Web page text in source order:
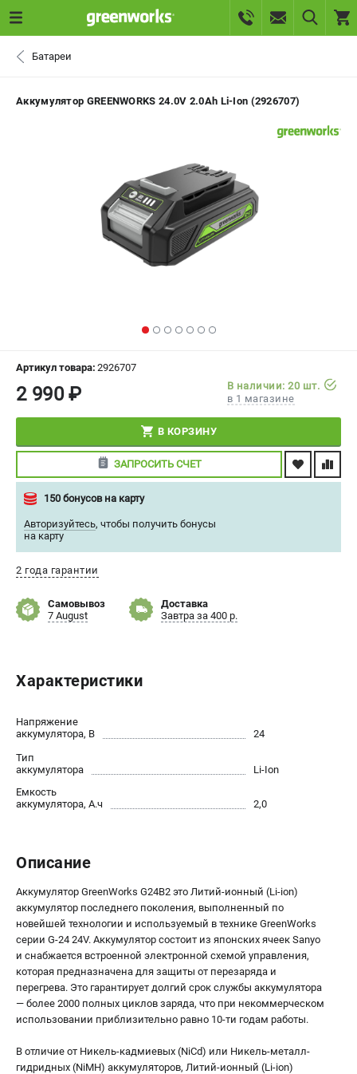
СЕРВИС
МАГАЗИНЫ
ИЗБРАННОЕ ( 0 )
СРАВНЕНИЕ ( 0 )
ВХОД ИЛИ РЕГИСТРАЦИЯ
ЗАКАЗАТЬ ЗАПЧАСТЬ
- ЗАКАЗ ЗАПЧАСТЕЙ
САНКТ-ПЕТЕРБУРГ
0 ₽
ПОДДЕРЖКА
Политика обработки персональных данных
ИНФОРМАЦИЯ
Новости
Контакты
Способы оплаты
Бонусная программа
Как нас найти
САДОВАЯ ТЕХНИКА
Аэраторы
Воздуходувки
Газонокосилки
Культиваторы
Кусторезы
Мойки АВД
Газонокосилки-роботы
Снегоуборщики
Батареи
Аккумулятор GREENWORKS 24.0V 2.0Ah Li-Ion (2926707)
Артикул товара: 2926707
2 990 ₽
В наличии: 20 шт.
в 1 магазине
В КОРЗИНУ
ЗАПРОСИТЬ СЧЕТ
150 бонусов на карту
Авторизуйтесь, чтобы получить бонусы
на карту
2 года гарантии
Самовывоз
7 August
Доставка
Завтра за 400 р.
Характеристики
Напряжение
аккумулятора, В
24
Тип
аккумулятора
Li-Ion
Емкость
аккумулятора, А.ч
2,0
Описание
Аккумулятор GreenWorks G24B2 это Литий-ионный (Li-ion)
аккумулятор последнего поколения, выполненный по
новейшей технологии и используемый в технике GreenWorks
серии G-24 24V. Аккумулятор состоит из японских ячеек Sanyo
и снабжается встроенной электронной схемой управления,
которая предназначена для защиты от перезаряда и
перегрева. Это гарантирует долгий срок службы аккумулятора
— более 2000 полных циклов заряда, что при некоммерческом
использовании приблизительно равно 10-ти годам работы.
В отличие от Никель-кадмиевых (NiCd) или Никель-металл-
гидридных (NiMH) аккумуляторов, Литий-ионный (Li-ion)